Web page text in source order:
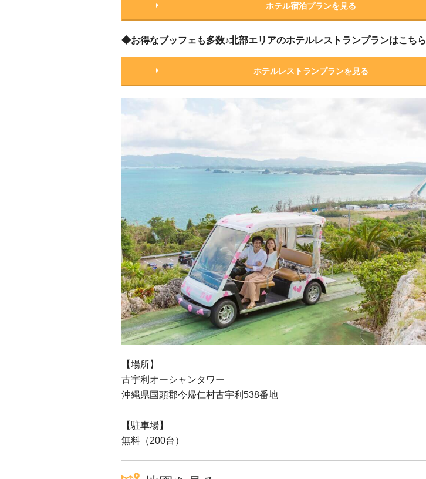
ホテル宿泊プランを見る
◆お得なブッフェも多数♪北部エリアのホテルレストランプランはこちら
ホテルレストランプランを見る
【場所】
古宇利オーシャンタワー
沖縄県国頭郡今帰仁村古宇利538番地
【駐車場】
無料（200台）